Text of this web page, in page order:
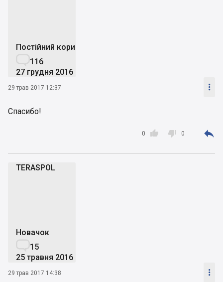
Постійний користувач
116
27 грудня 2016
29 трав 2017 12:37 
Спасибо!

0  0 
TERASPOL
Новачок
15
25 травня 2016
29 трав 2017 14:38 